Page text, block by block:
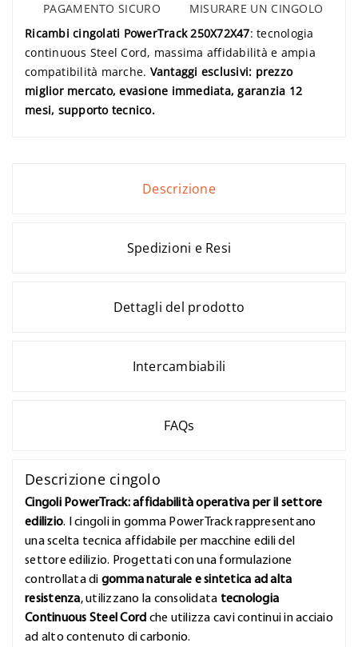
PAGAMENTO SICURO
MISURARE UN CINGOLO
Ricambi cingolati PowerTrack 250X72X47: tecnologia
continuous Steel Cord, massima affidabilità e ampia
compatibilità marche. Vantaggi esclusivi: prezzo
miglior mercato, evasione immediata, garanzia 12
mesi, supporto tecnico.
Descrizione
Spedizioni e Resi
Dettagli del prodotto
Intercambiabili
FAQs
Descrizione cingolo
Cingoli PowerTrack: affidabilità operativa per il settore
edilizio. I cingoli in gomma PowerTrack rappresentano
una scelta tecnica affidabile per macchine edili del
settore edilizio. Progettati con una formulazione
controllata di gomma naturale e sintetica ad alta
resistenza, utilizzano la consolidata tecnologia
Continuous Steel Cord che utilizza cavi continui in acciaio
ad alto contenuto di carbonio.